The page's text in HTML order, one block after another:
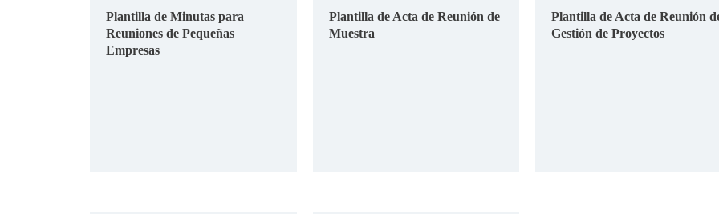
Plantilla de Minutas para
Reuniones de Pequeñas
Empresas
Plantilla de Acta de Reunión de
Muestra
Plantilla de Acta de Reunión
Gestión de Proyectos